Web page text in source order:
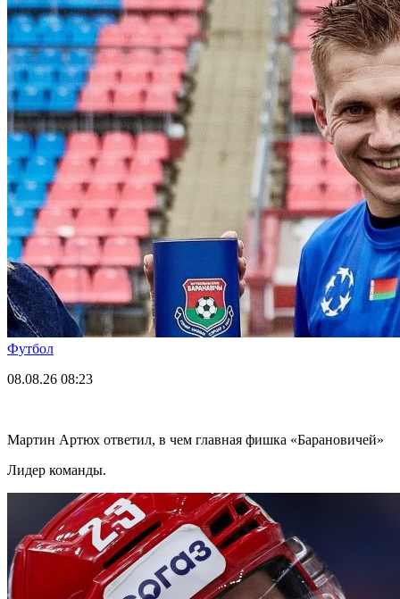
Футбол
08.08.26 08:23
Мартин Артюх ответил, в чем главная фишка «Барановичей»
Лидер команды.